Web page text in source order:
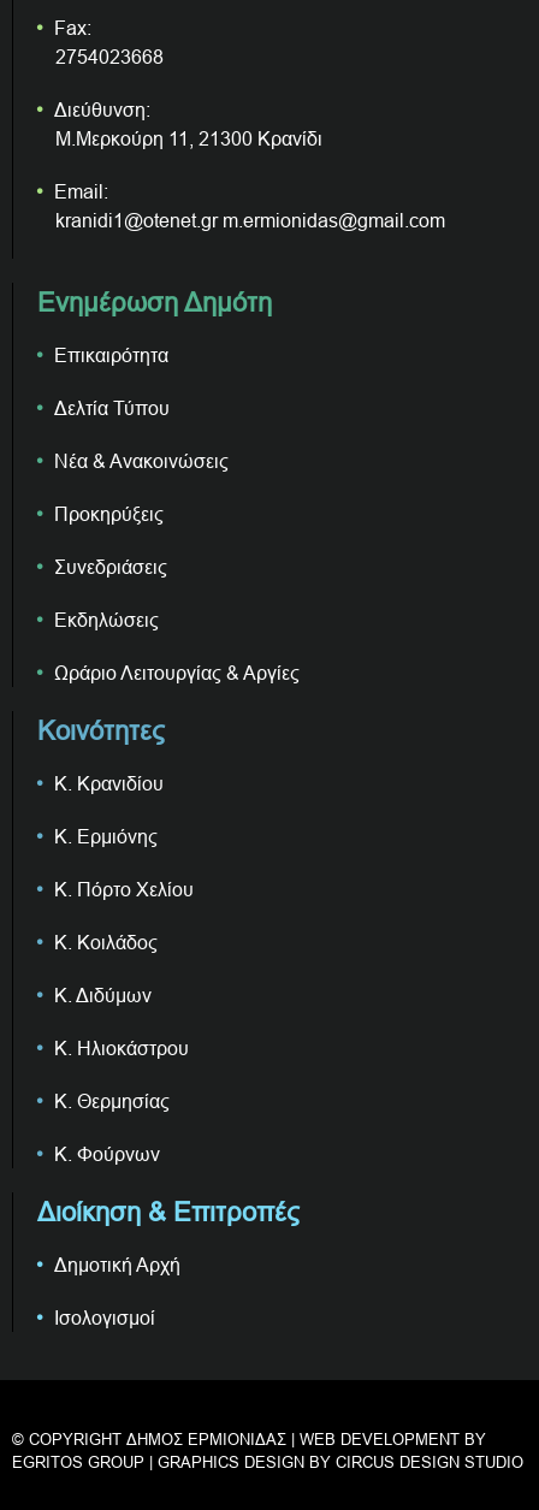
Fax:
2754023668
Διεύθυνση:
Μ.Μερκούρη 11, 21300 Κρανίδι
Email:
kranidi1@otenet.gr m.ermionidas@gmail.com
Ενημέρωση Δημότη
Επικαιρότητα
Δελτία Τύπου
Νέα & Ανακοινώσεις
Προκηρύξεις
Συνεδριάσεις
Εκδηλώσεις
Ωράριο Λειτουργίας & Αργίες
Κοινότητες
Κ. Κρανιδίου
Κ. Ερμιόνης
Κ. Πόρτο Χελίου
Κ. Κοιλάδος
Κ. Διδύμων
Κ. Ηλιοκάστρου
Κ. Θερμησίας
Κ. Φούρνων
Διοίκηση & Επιτροπές
Δημοτική Αρχή
Ισολογισμοί
© COPYRIGHT ΔΗΜΟΣ ΕΡΜΙΟΝΙΔΑΣ | WEB DEVELOPMENT BY
EGRITOS GROUP | GRAPHICS DESIGN BY CIRCUS DESIGN STUDIO